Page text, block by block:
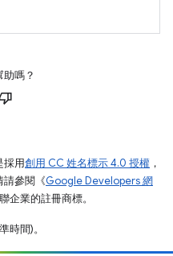
嗎？
採用創用 CC 姓名標示 4.0 授權 ，
請參閱《Google Developers 網
企業的註冊商標。
間)。